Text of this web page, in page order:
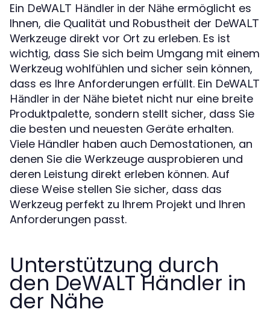
Ein DeWALT Händler in der Nähe ermöglicht es
Ihnen, die Qualität und Robustheit der DeWALT
Werkzeuge direkt vor Ort zu erleben. Es ist
wichtig, dass Sie sich beim Umgang mit einem
Werkzeug wohlfühlen und sicher sein können,
dass es Ihre Anforderungen erfüllt. Ein DeWALT
Händler in der Nähe bietet nicht nur eine breite
Produktpalette, sondern stellt sicher, dass Sie
die besten und neuesten Geräte erhalten.
Viele Händler haben auch Demostationen, an
denen Sie die Werkzeuge ausprobieren und
deren Leistung direkt erleben können. Auf
diese Weise stellen Sie sicher, dass das
Werkzeug perfekt zu Ihrem Projekt und Ihren
Anforderungen passt.
Unterstützung durch
den DeWALT Händler in
der Nähe